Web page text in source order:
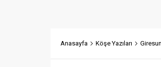
Anasayfa Köşe Yazıları